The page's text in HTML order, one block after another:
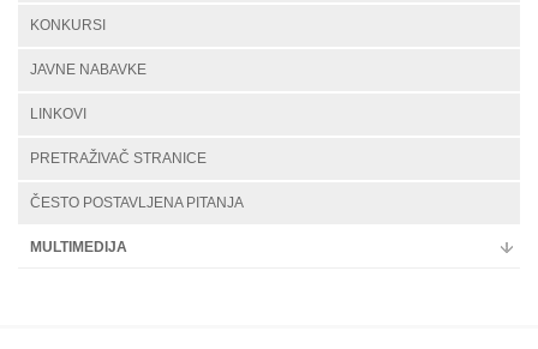
KONKURSI
JAVNE NABAVKE
LINKOVI
PRETRAŽIVAČ STRANICE
ČESTO POSTAVLJENA PITANJA
MULTIMEDIJA